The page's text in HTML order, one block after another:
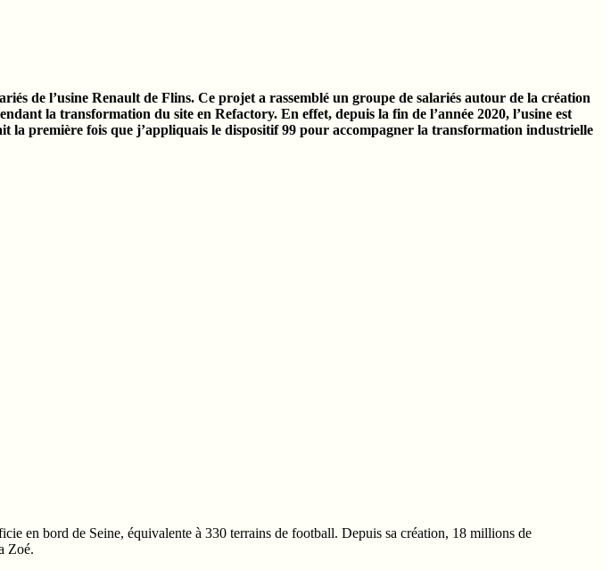
de l’usine Renault de Flins. Ce projet a rassemblé un groupe de salariés autour de la création
la transformation du site en Refactory. En effet, depuis la fin de l’année 2020, l’usine est
la première fois que j’appliquais le dispositif 99 pour accompagner la transformation industrielle
en bord de Seine, équivalente à 330 terrains de football. Depuis sa création, 18 millions de
Zoé.